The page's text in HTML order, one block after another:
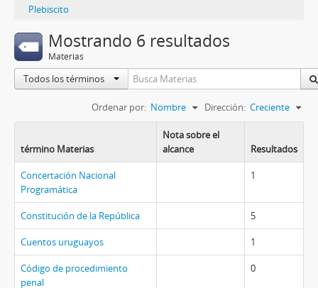
Plebiscito
Mostrando 6 resultados
Materias
Todos los términos
Ordenar por: Nombre Dirección: Creciente
término Materias
Nota sobre el
alcance
Resultados
Concertación Nacional
Programática
1
Constitución de la República 5
Cuentos uruguayos 1
Código de procedimiento
penal
0